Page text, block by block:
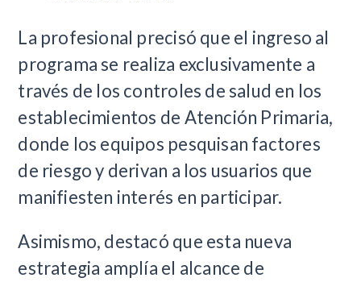
La profesional precisó que el ingreso al
programa se realiza exclusivamente a
través de los controles de salud en los
establecimientos de Atención Primaria,
donde los equipos pesquisan factores
de riesgo y derivan a los usuarios que
manifiesten interés en participar.
Asimismo, destacó que esta nueva
estrategia amplía el alcance de